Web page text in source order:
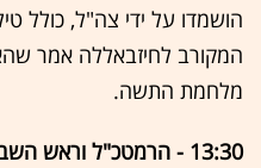
הושמדו על ידי צה"ל, כולל
המקורב לחיזבאללה אמר
מלחמת התשה.
13:30 - הרמטכ"ל וראש